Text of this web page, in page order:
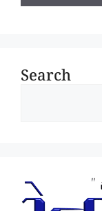
Search